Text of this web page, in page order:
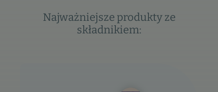
Najważniejsze produkty ze
składnikiem: